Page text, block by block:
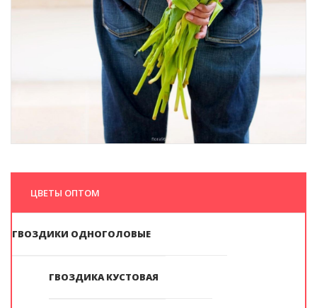
ЦВЕТЫ ОПТОМ
ГВОЗДИКИ ОДНОГОЛОВЫЕ
ГВОЗДИКА КУСТОВАЯ